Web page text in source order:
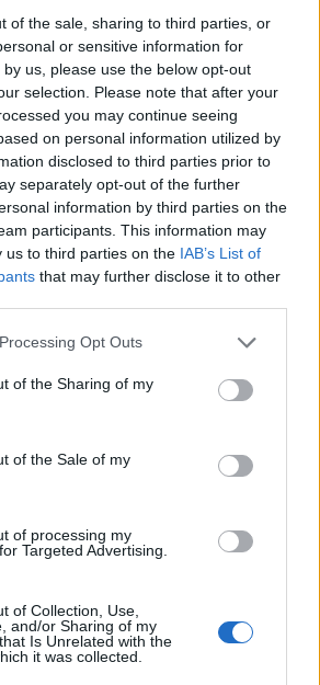
of the sale, sharing to third parties, or
or sensitive information for
us, please use the below opt-out
selection. Please note that after your
you may continue seeing
on personal information utilized by
disclosed to third parties prior to
separately opt-out of the further
information by third parties on the
participants. This information may
us to third parties on the IAB’s List of
that may further disclose it to other
Opt Outs
of the Sharing of my
of the Sale of my
of processing my
Targeted Advertising.
of Collection, Use,
and/or Sharing of my
Is Unrelated with the
it was collected.
Volkswagen Karmann Ghia
(1961)
Pouzar
54 669 visningar
390 kommentarer
946
1
Saab 96"Tvåtakt De Luxe"(1962)
exceller8
55 963 visningar377 kommentarer
438
25 april 21
(1985)
niina_1991
37 kommentarer
BMW 525d"AccuAir"
(2004)
21 024 visningar 71 kommentarer
85
28 jan. 20
Mercedes S 600 LORINSER (1992)
justfun